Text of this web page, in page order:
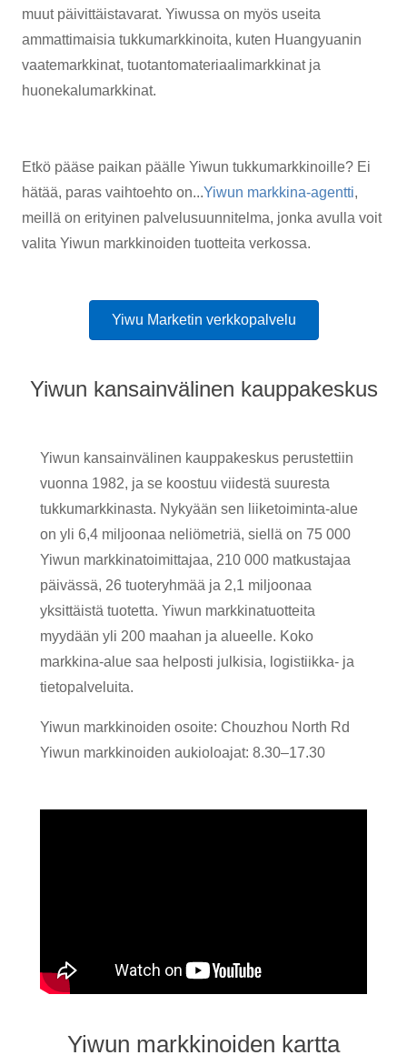
muut päivittäistavarat. Yiwussa on myös useita
ammattimaisia ​​tukkumarkkinoita, kuten Huangyuanin
vaatemarkkinat, tuotantomateriaalimarkkinat ja
huonekalumarkkinat.
Etkö pääse paikan päälle Yiwun tukkumarkkinoille? Ei
hätää, paras vaihtoehto on...Yiwun markkina-agentti,
meillä on erityinen palvelusuunnitelma, jonka avulla voit
valita Yiwun markkinoiden tuotteita verkossa.
Yiwu Marketin verkkopalvelu
Yiwun kansainvälinen kauppakeskus
Yiwun kansainvälinen kauppakeskus perustettiin
vuonna 1982, ja se koostuu viidestä suuresta
tukkumarkkinasta. Nykyään sen liiketoiminta-alue
on yli 6,4 miljoonaa neliömetriä, siellä on 75 000
Yiwun markkinatoimittajaa, 210 000 matkustajaa
päivässä, 26 tuoteryhmää ja 2,1 miljoonaa
yksittäistä tuotetta. Yiwun markkinatuotteita
myydään yli 200 maahan ja alueelle. Koko
markkina-alue saa helposti julkisia, logistiikka- ja
tietopalveluita.
Yiwun markkinoiden osoite: Chouzhou North Rd
Yiwun markkinoiden aukioloajat: 8.30–17.30
Yiwun markkinoiden kartta